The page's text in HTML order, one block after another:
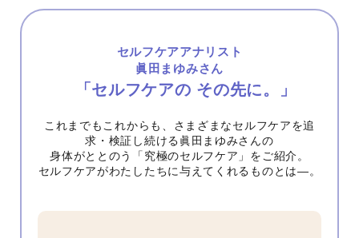
セルフケアアナリスト
眞田まゆみさん
「セルフケアの その先に。」
これまでもこれからも、さまざまなセルフケアを追
求・検証し続ける眞田まゆみさんの
身体がととのう「究極のセルフケア」をご紹介。
セルフケアがわたしたちに与えてくれるものとは―。